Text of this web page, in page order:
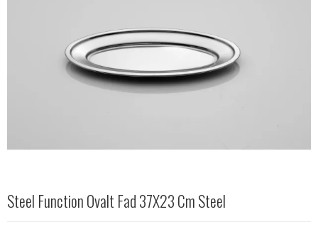
Steel Function Ovalt Fad 37X23 Cm Steel